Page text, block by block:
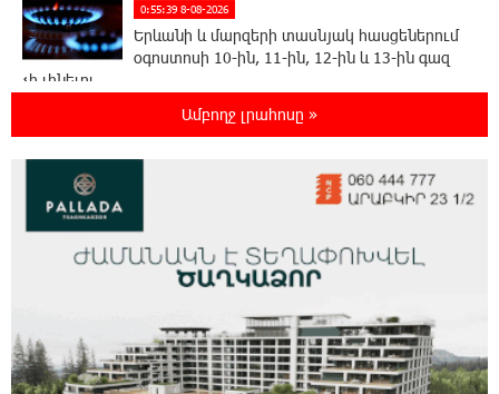
0:55:39 8-08-2026
Երևանի և մարզերի տասնյակ հասցեներում
օգոստոսի 10-ին, 11-ին, 12-ին և 13-ին գազ
չի լինելու
0:35:27 8-08-2026
Հայ ուշուիստները 37 մեդալ են նվաճել
միջազգային մրցաշարում
0:17:18 8-08-2026
ԱՄՆ Սենատը մեծամասնությամբ ընդունել է
պատժամիջոցների ընդլայնման օրինագիծը
0:00:14 8-08-2026
Ամբողջ լրահոսը »